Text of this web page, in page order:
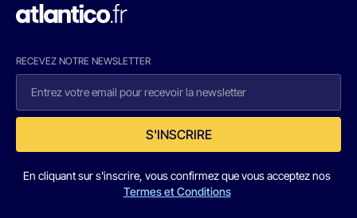
RECEVEZ NOTRE NEWSLETTER
S'INSCRIRE
En cliquant sur s'inscrire, vous confirmez que vous acceptez nos
Termes et Conditions